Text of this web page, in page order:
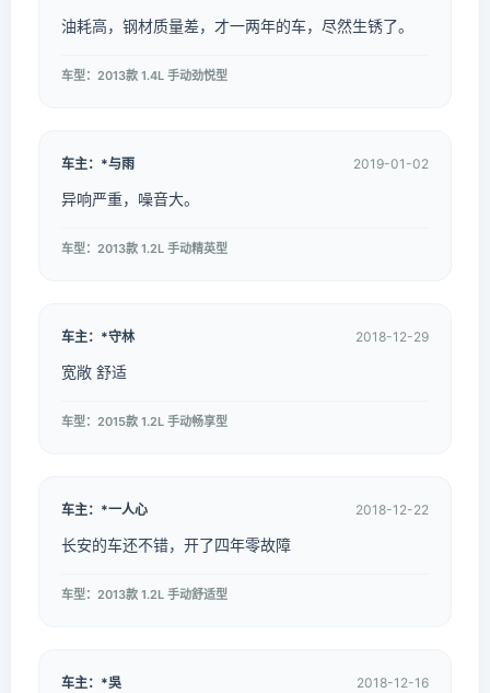
油耗高，钢材质量差，才一两年的车，尽然生锈了。
车型：2013款 1.4L 手动劲悦型
车主：*与雨 2019-01-02
异响严重，噪音大。
车型：2013款 1.2L 手动精英型
车主：*守林 2018-12-29
宽敞 舒适
车型：2015款 1.2L 手动畅享型
车主：*一人心 2018-12-22
长安的车还不错，开了四年零故障
车型：2013款 1.2L 手动舒适型
车主：*吳 2018-12-16